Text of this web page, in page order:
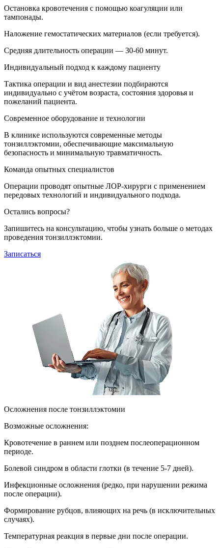
Остановка кровотечения с помощью коагуляции или
тампонады.
Наложение гемостатических материалов (если требуется).
Средняя длительность операции — 30-60 минут.
Индивидуальный подход к каждому пациенту
Тактика операции и вид анестезии подбираются
индивидуально с учётом возраста, состояния здоровья и
пожеланий пациента.
Современное оборудование и технологии
В клинике используются современные методы
тонзиллэктомии, обеспечивающие максимальную
безопасность и минимальную травматичность.
Команда опытных специалистов
Операции проводят опытные ЛОР-хирурги с применением
передовых технологий и индивидуального подхода.
Остались вопросы?
Запишитесь на консультацию, чтобы узнать больше о методах
проведения тонзиллэктомии.
Записаться
Осложнения после тонзиллэктомии
Возможные осложнения:
Кровотечение в раннем или позднем послеоперационном
периоде.
Болевой синдром в области глотки (в течение 5-7 дней).
Инфекционные осложнения (редко, при нарушении режима
после операции).
Формирование рубцов, влияющих на речь (в исключительных
случаях).
Температурная реакция в первые дни после операции.